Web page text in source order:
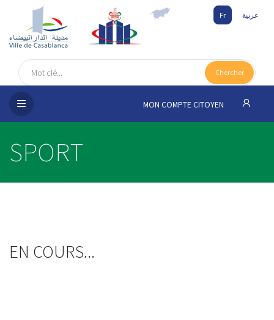
Fr عربية
Chercher
MON COMPTE CITOYEN
SPORT
EN COURS...